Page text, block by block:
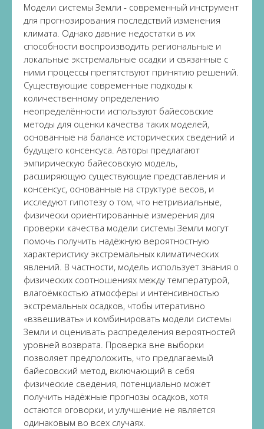
Модели системы Земли - современный инструмент
для прогнозирования последствий изменения
климата. Однако давние недостатки в их
способности воспроизводить региональные и
локальные экстремальные осадки и связанные с
ними процессы препятствуют принятию решений.
Существующие современные подходы к
количественному определению
неопределённости используют байесовские
методы для оценки качества таких моделей,
основанные на балансе исторических сведений и
будущего консенсуса. Авторы предлагают
эмпирическую байесовскую модель,
расширяющую существующие представления и
консенсус, основанные на структуре весов, и
исследуют гипотезу о том, что нетривиальные,
физически ориентированные измерения для
проверки качества модели системы Земли могут
помочь получить надёжную вероятностную
характеристику экстремальных климатических
явлений. В частности, модель использует знания о
физических соотношениях между температурой,
влагоёмкостью атмосферы и интенсивностью
экстремальных осадков, чтобы итеративно
«взвешивать» и комбинировать модели системы
Земли и оценивать распределения вероятностей
уровней возврата. Проверка вне выборки
позволяет предположить, что предлагаемый
байесовский метод, включающий в себя
физические сведения, потенциально может
получить надёжные прогнозы осадков, хотя
остаются оговорки, и улучшение не является
одинаковым во всех случаях.